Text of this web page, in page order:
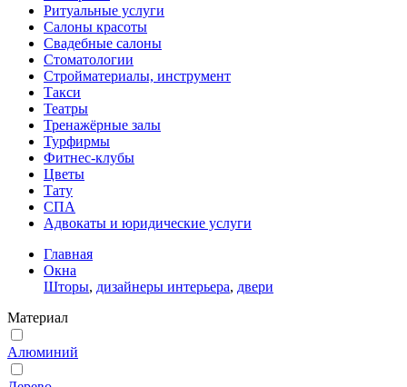
Ритуальные услуги
Салоны красоты
Свадебные салоны
Стоматологии
Стройматериалы, инструмент
Такси
Театры
Тренажёрные залы
Турфирмы
Фитнес-клубы
Цветы
Тату
СПА
Адвокаты и юридические услуги
Главная
Окна
Шторы, дизайнеры интерьера, двери
Материал
Алюминий